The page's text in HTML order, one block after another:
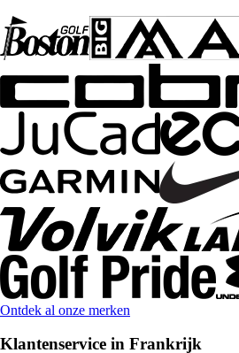
Ontdek al onze merken
Klantenservice in Frankrijk